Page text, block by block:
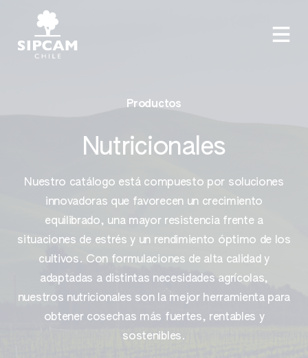
Productos
Nutricionales
Nuestro catálogo está compuesto por soluciones
innovadoras que favorecen un crecimiento
equilibrado, una mayor resistencia frente a
situaciones de estrés y un rendimiento óptimo de los
cultivos. Con formulaciones de alta calidad y
adaptadas a distintas necesidades agrícolas,
nuestros nutricionales son la mejor herramienta para
obtener cosechas más fuertes, rentables y
sostenibles.